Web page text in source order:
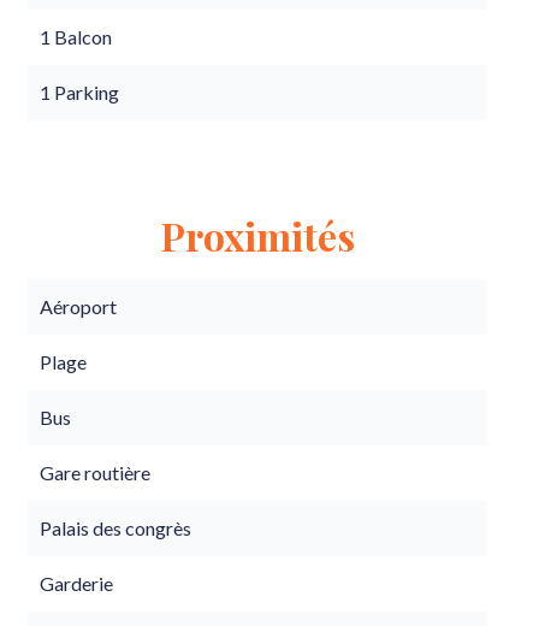
1 Balcon
1 Parking
Proximités
Aéroport
Plage
Bus
Gare routière
Palais des congrès
Garderie